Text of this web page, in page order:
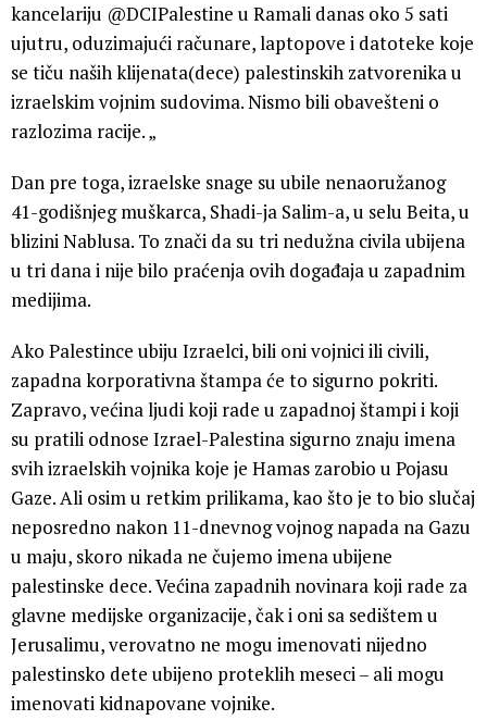
kancelariju @DCIPalestine u Ramali danas oko 5 sati
ujutru, oduzimajući računare, laptopove i datoteke koje
se tiču naših klijenata(dece) palestinskih zatvorenika u
izraelskim vojnim sudovima. Nismo bili obavešteni o
razlozima racije. „
Dan pre toga, izraelske snage su ubile nenaoružanog
41-godišnjeg muškarca, Shadi-ja Salim-a, u selu Beita, u
blizini Nablusa. To znači da su tri nedužna civila ubijena
u tri dana i nije bilo praćenja ovih događaja u zapadnim
medijima.
Ako Palestince ubiju Izraelci, bili oni vojnici ili civili,
zapadna korporativna štampa će to sigurno pokriti.
Zapravo, većina ljudi koji rade u zapadnoj štampi i koji
su pratili odnose Izrael-Palestina sigurno znaju imena
svih izraelskih vojnika koje je Hamas zarobio u Pojasu
Gaze. Ali osim u retkim prilikama, kao što je to bio slučaj
neposredno nakon 11-dnevnog vojnog napada na Gazu
u maju, skoro nikada ne čujemo imena ubijene
palestinske dece. Većina zapadnih novinara koji rade za
glavne medijske organizacije, čak i oni sa sedištem u
Jerusalimu, verovatno ne mogu imenovati nijedno
palestinsko dete ubijeno proteklih meseci – ali mogu
imenovati kidnapovane vojnike.